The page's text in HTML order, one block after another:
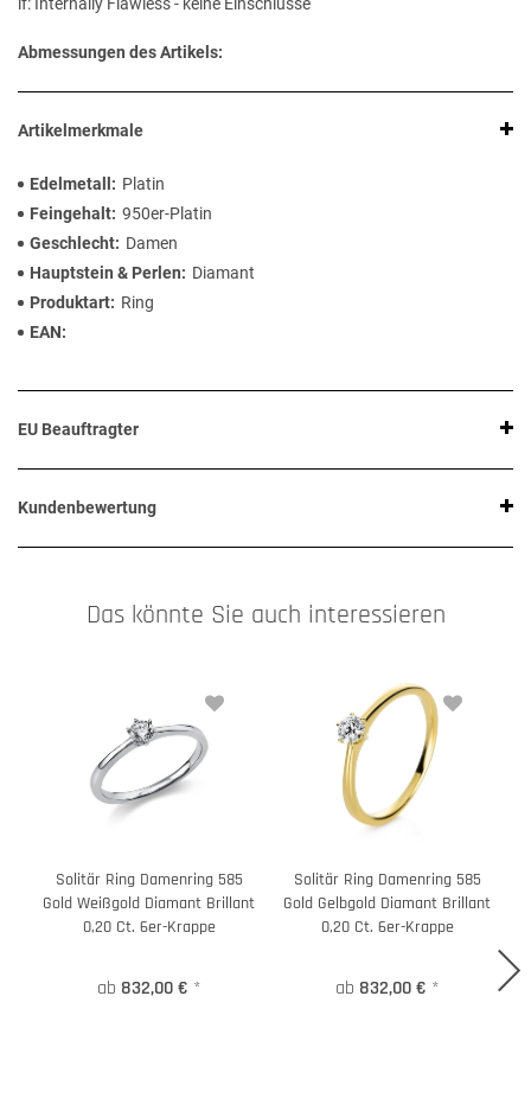
if: Internally Flawless - keine Einschlüsse
Abmessungen des Artikels:
Artikelmerkmale
Edelmetall
Platin
Feingehalt 950er-Platin
Geschlecht
Damen
Hauptstein & Perlen
Diamant
Produktart
Ring
EAN
EU Beauftragter
Kundenbewertung
Das könnte Sie auch interessieren
Solitär Ring Damenring 585
Gold Weißgold Diamant Brillant
0,20 Ct. 6er-Krappe
ab 832,00 € *
Solitär Ring Damenring 585
Gold Gelbgold Diamant Brillant
0,20 Ct. 6er-Krappe
ab 832,00 € *